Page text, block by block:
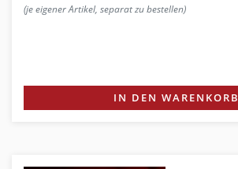
(je eigener Artikel, separat zu bestellen)
IN DEN WARENKORB